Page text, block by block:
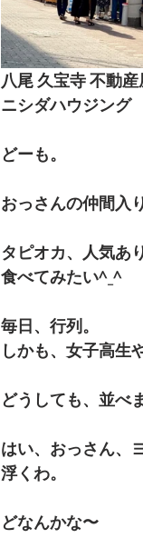
八尾 久宝寺 不動産
ニシダハウジング
どーも。
おっさんの仲間入
タピオカ、人気あ
食べてみたい^_^
毎日、行列。
しかも、女子高生
どうしても、並べ
はい、おっさん、
浮くわ。
どなんかな〜